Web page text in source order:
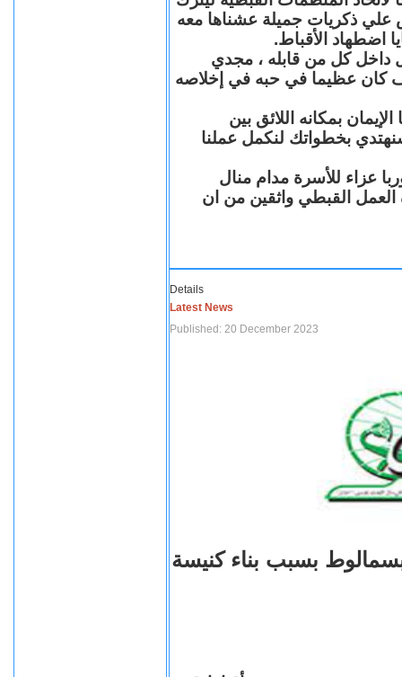
علي ذكريات جميلة عشناها معه
اضطهاد الأقباط.
داخل كل من قابله ، مجدي
عظيما في حبه في إخلاصه
بمكانه اللائق بين
بخطواتك لنكمل عملنا
عزاء للأسرة مدام منال
العمل القبطي واثقين من ان
Details
Latest News
Published: 20 December 2023
بسبب بناء كنيسة